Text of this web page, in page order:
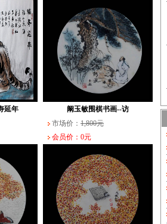
延年
阚玉敏围棋书画--访
市场价： 1,800元
会员价：0元